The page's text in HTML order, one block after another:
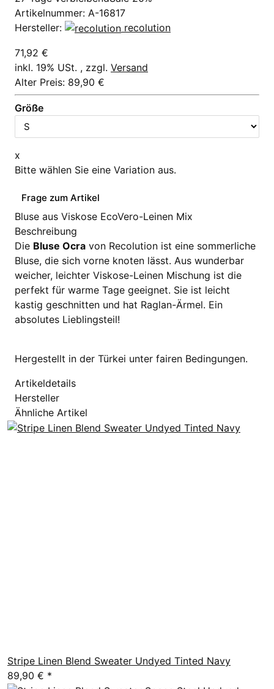
Artikelnummer: A-16817
Hersteller:
recolution
71,92 €
inkl. 19% USt. , zzgl. Versand
Alter Preis: 89,90 €
Größe
x
Bitte wählen Sie eine Variation aus.
Frage zum Artikel
Bluse aus Viskose EcoVero-Leinen Mix
Beschreibung
Die Bluse Ocra von Recolution ist eine sommerliche
Bluse, die sich vorne knoten lässt. Aus wunderbar
weicher, leichter Viskose-Leinen Mischung ist die
perfekt für warme Tage geeignet. Sie ist leicht
kastig geschnitten und hat Raglan-Ärmel. Ein
absolutes Lieblingsteil!
Hergestellt in der Türkei unter fairen Bedingungen.
Artikeldetails
Hersteller
Ähnliche Artikel
Stripe Linen Blend Sweater Undyed Tinted Navy
89,90 € *